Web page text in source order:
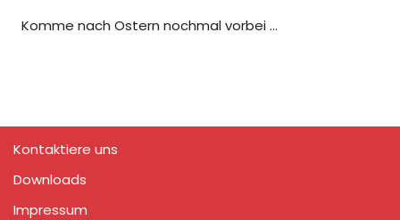
Komme nach Ostern nochmal vorbei …
Kontaktiere uns
Downloads
Impressum